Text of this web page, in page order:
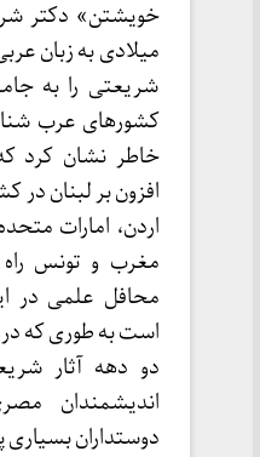
میلادی به زبان
شریعتی را به
کشورهای عرب
خاطر نشان کرد
افزون بر لبنان در
اردن، امارات
مغرب و تونس راه
محافل علمی در
است به طوری که
دو دهه آثار
اندیشمندان
دوستداران بسیاری